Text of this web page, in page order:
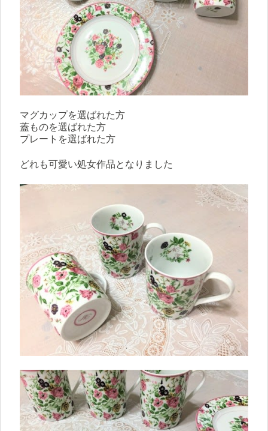
マグカップを選ばれた方
蓋ものを選ばれた方
プレートを選ばれた方
どれも可愛い処女作品となりました